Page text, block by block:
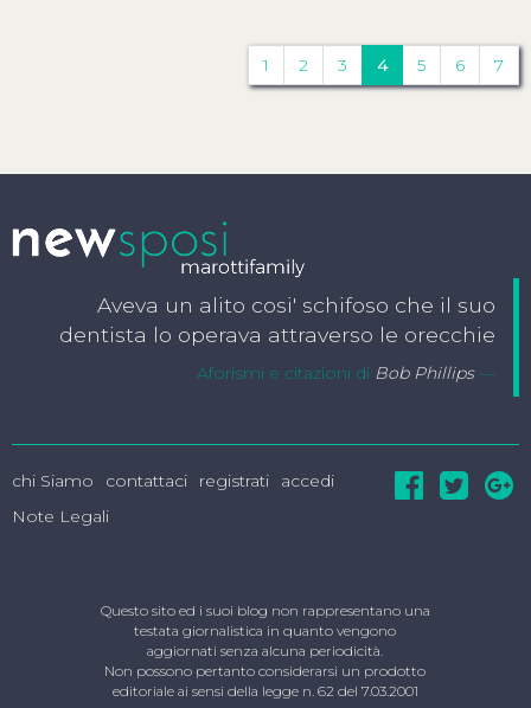
1 2 3 4 5 6 7
Aveva un alito cosi' schifoso che il suo
dentista lo operava attraverso le orecchie
Aforismi e citazioni di Bob Phillips
chi Siamo contattaci registrati
accedi
Note Legali
Questo sito ed i suoi blog non rappresentano una
testata giornalistica in quanto vengono
aggiornati senza alcuna periodicità.
Non possono pertanto considerarsi un prodotto
editoriale ai sensi della legge n. 62 del 7.03.2001